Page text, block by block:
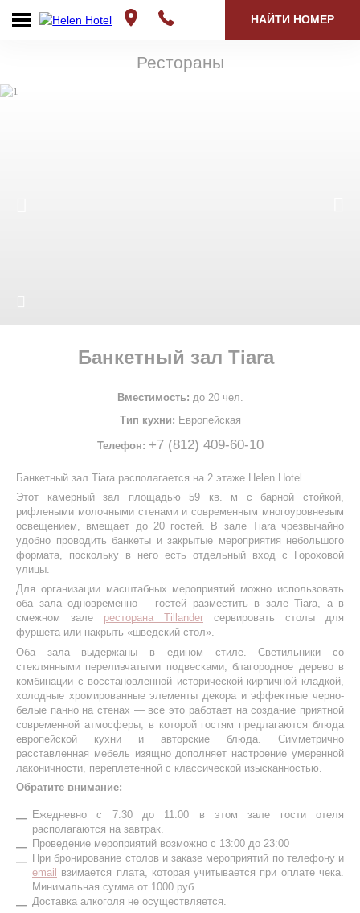
НАЙТИ НОМЕР
Рестораны
Банкетный зал Tiara
Вместимость: до 20 чел.
Тип кухни: Европейская
Телефон: +7 (812) 409-60-10
Банкетный зал Tiara располагается на 2 этаже Helen Hotel.
Этот камерный зал площадью 59 кв. м с барной стойкой,
рифлеными молочными стенами и современным многоуровневым
освещением, вмещает до 20 гостей. В зале Tiara чрезвычайно
удобно проводить банкеты и закрытые мероприятия небольшого
формата, поскольку в него есть отдельный вход с Гороховой
улицы.
Для организации масштабных мероприятий можно использовать
оба зала одновременно – гостей разместить в зале Tiara, а в
смежном зале ресторана Tillander сервировать столы для
фуршета или накрыть «шведский стол».
Оба зала выдержаны в едином стиле. Светильники со
стеклянными переливчатыми подвесками, благородное дерево в
комбинации с восстановленной исторической кирпичной кладкой,
холодные хромированные элементы декора и эффектные черно-
белые панно на стенах — все это работает на создание приятной
современной атмосферы, в которой гостям предлагаются блюда
европейской кухни и авторские блюда. Симметрично
расставленная мебель изящно дополняет настроение умеренной
лаконичности, переплетенной с классической изысканностью.
Обратите внимание:
Ежедневно с 7:30 до 11:00 в этом зале гости отеля
располагаются на завтрак.
Проведение мероприятий возможно с 13:00 до 23:00
При бронирование столов и заказе мероприятий по телефону и
email
взимается плата, которая учитывается при оплате чека.
Минимальная сумма от 1000 руб.
Доставка алкоголя не осуществляется.